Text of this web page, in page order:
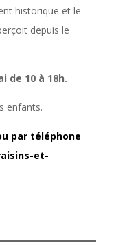
historique et le
depuis le
de 10 à 18h.
enfants.
par téléphone
et-